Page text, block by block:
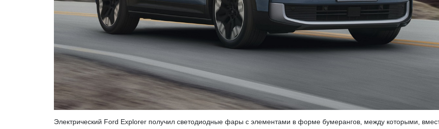
Электрический Ford Explorer получил светодиодные фары с элементами в форме бумерангов, между которыми,